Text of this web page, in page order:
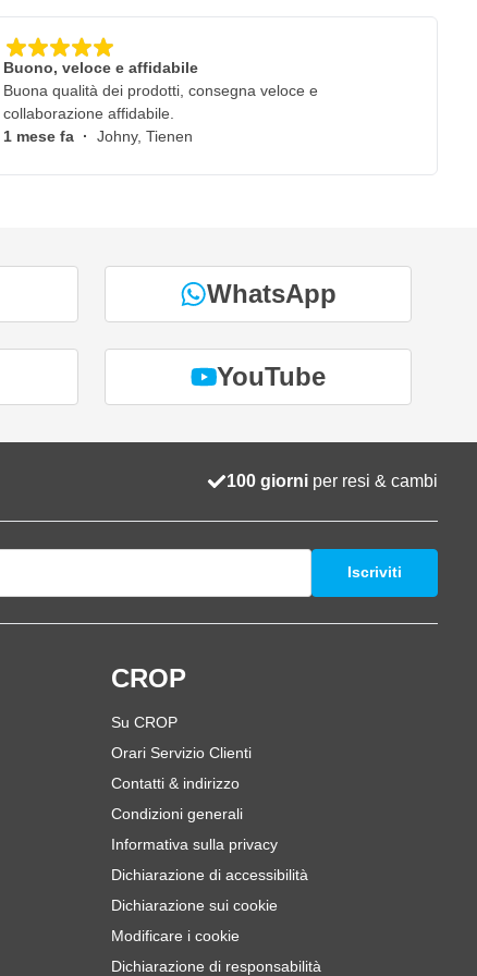
Buono, veloce e affidabile
Buona qualità dei prodotti, consegna veloce e
collaborazione affidabile.
1 mese fa · Johny, Tienen
WhatsApp
YouTube
100 giorni per resi & cambi
Iscriviti
CROP
Su CROP
Orari Servizio Clienti
Contatti & indirizzo
Condizioni generali
Informativa sulla privacy
Dichiarazione di accessibilità
Dichiarazione sui cookie
Modificare i cookie
Dichiarazione di responsabilità